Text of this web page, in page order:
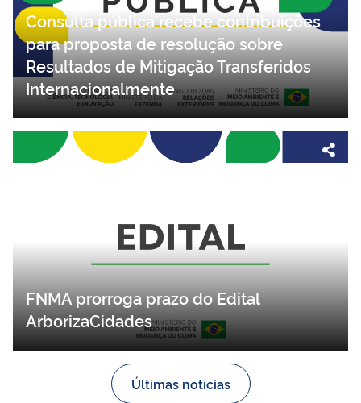
Consulta pública recebe contribuições
para proposta de resolução sobre
Resultados de Mitigação Transferidos
Internacionalmente
FNMA prorroga prazo do Edital
ArborizaCidades